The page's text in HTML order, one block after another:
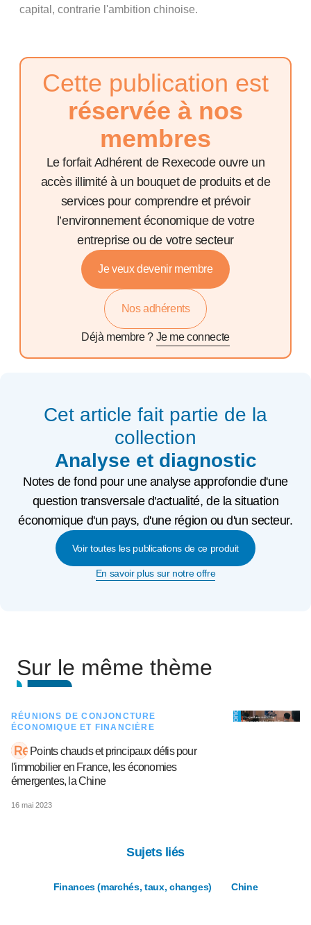
capital, contrarie l'ambition chinoise.
Cette publication est
réservée à nos
membres
Le forfait Adhérent de Rexecode ouvre un
accès illimité à un bouquet de produits et de
services pour comprendre et prévoir
l’environnement économique de votre
entreprise ou de votre secteur
Je veux devenir membre
Nos adhérents
Déjà membre ? Je me connecte
Cet article fait partie de la
collection
Analyse et diagnostic
Notes de fond pour une analyse approfondie d'une
question transversale d'actualité, de la situation
économique d'un pays, d'une région ou d'un secteur.
Voir toutes les publications de ce produit
En savoir plus sur notre offre
Sur le même thème
RÉUNIONS DE CONJONCTURE
ÉCONOMIQUE ET FINANCIÈRE
Points chauds et principaux défis pour
l'immobilier en France, les économies
émergentes, la Chine
16 mai 2023
Sujets liés
Finances (marchés, taux, changes) Chine